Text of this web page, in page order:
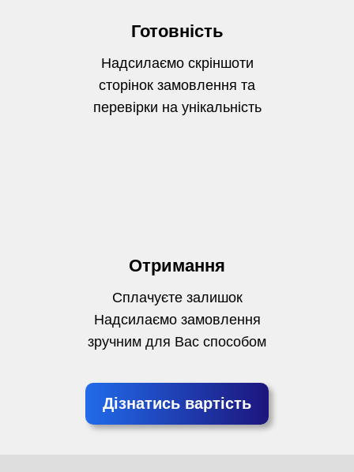
Готовність
Надсилаємо скріншоти
сторінок замовлення та
перевірки на унікальність
Отримання
Сплачуєте залишок
Надсилаємо замовлення
зручним для Вас способом
Дізнатись вартість